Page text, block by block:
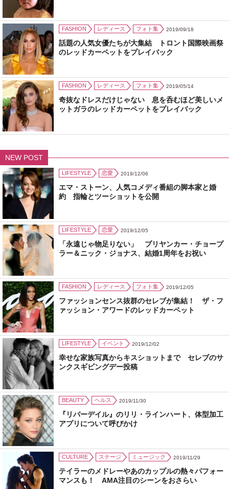
FASHION レディース フォト集 2019/09/18
話題の人気女優たちが大集結 トロント国際映画祭
のレッドカーペットをプレイバック
FASHION レディース フォト集 2019/05/14
奇抜なドレスだけじゃない 息を呑むほど美しいメ
ットガラのレッドカーペットをプレイバック
NEW POST
LIFESTYLE 恋愛 2019/12/06
エマ・ストーン、人気コメディ番組の脚本家と婚
約 指輪とツーショットを公開
LIFESTYLE 恋愛 2019/12/05
「永遠じゃ物足りない」 プリヤンカー・チョープ
ラー＆ニック・ジョナス、結婚1周年をお祝い
FASHION レディース フォト集 2019/12/05
ファッションセンス抜群のセレブが集結！ ザ・フ
ァッション・アワードのレッドカーペット
LIFESTYLE イベント 2019/12/02
幸せな家族写真からキスショットまで セレブのサ
ンクスギビングデー投稿
BEAUTY ヘルス 2019/11/30
『リバーデイル』のリリ・ラインハート、体型加工
アプリについて呼びかけ
CULTURE ステージ ミュージック 2019/11/29
テイラーのメドレーやあのカップルの熱々パフォー
マンスも！ AMA注目のシーンをおさらい